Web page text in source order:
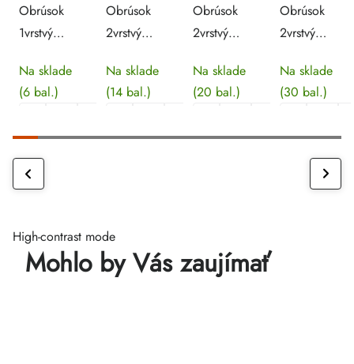
Obrúsok
1vrstvý
33 x 33
cm [100
Na sklade
(6 bal.)
Obrúsok
2vrstvý
24 x 24
cm [250
Na sklade
(14 bal.)
Obrúsok
2vrstvý
33 x 33
cm [250
Na sklade
(20 bal.)
Obrúsok
2vrstvý
24 x 24
cm [250
Na sklade
(30 bal.)
High-contrast mode
Mohlo by Vás zaujímať